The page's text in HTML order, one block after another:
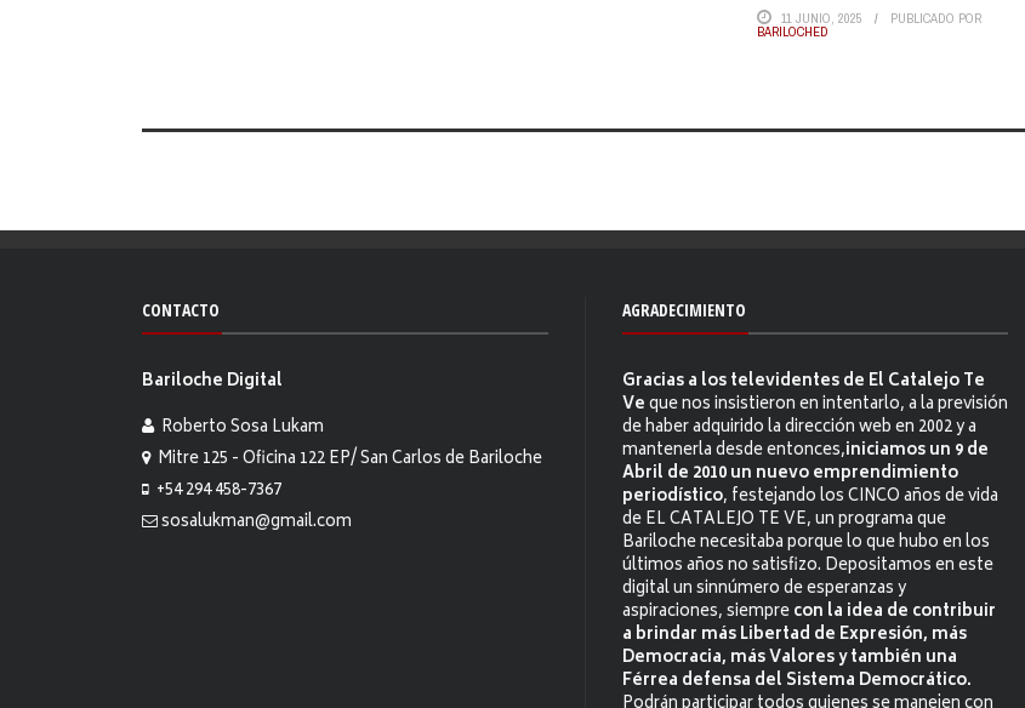
11 JUNIO, 2025 PUBLICADO POR
BARILOCHED
CONTACTO
Bariloche Digital
Roberto Sosa Lukam
Mitre 125 - Oficina 122 EP/ San Carlos de Bariloche
+54 294 458-7367
sosalukman@gmail.com
AGRADECIMIENTO
Gracias a los televidentes de El Catalejo Te
Veque nos insistieron en intentarlo, a la previsión
de haber adquirido la dirección web en 2002 y a
mantenerla desde entonces,iniciamos un 9 de
Abril de 2010 un nuevo emprendimiento
periodístico, festejando los CINCO años de vida
de EL CATALEJO TE VE, un programa que
Bariloche necesitaba porque lo que hubo en los
últimos años no satisfizo. Depositamos en este
digital un sinnúmero de esperanzas y
aspiraciones, siemprecon la idea de contribuir
a brindar más Libertad de Expresión, más
Democracia, más Valores y también una
Férrea defensa del Sistema Democrático.